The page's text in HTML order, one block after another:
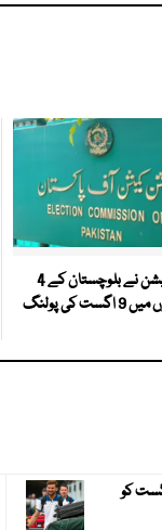
الیکشن کمیشن نے بلوچستان کے 4
بلدیاتی حلقوں میں 9 اگست کی پولنگ
لیگ ، قومی کرکٹرز کو این او سی 19 اگست کو